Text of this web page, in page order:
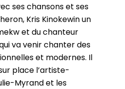
ses chansons et ses
Kris Kinokewin un
et du chanteur
va venir chanter des
et modernes. Il
place l’artiste-
Myrand et les